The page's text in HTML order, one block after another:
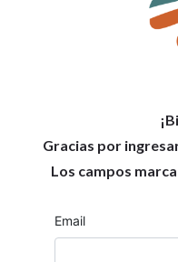
Gracias por
Los campos